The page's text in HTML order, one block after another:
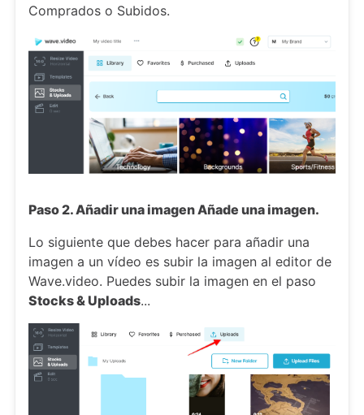
Comprados o Subidos.
Paso 2. Añadir una imagen Añade una imagen.
Lo siguiente que debes hacer para añadir una
imagen a un vídeo es subir la imagen al editor de
Wave.video. Puedes subir la imagen en el paso
Stocks & Uploads...